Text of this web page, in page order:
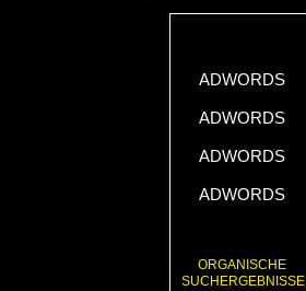
ADWORDS
ADWORDS
ADWORDS
ADWORDS
ORGANISCHE
SUCHERGEBNISSE